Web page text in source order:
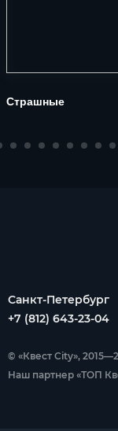
Страшные
Санкт-Петербург
+7 (812) 643-23-04
© «Квест City»,
Наш партнер «ТОП